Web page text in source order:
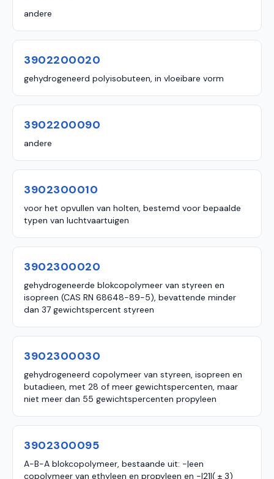
andere
3902200020
gehydrogeneerd polyisobuteen, in vloeibare vorm
3902200090
andere
3902300010
voor het opvullen van holten, bestemd voor bepaalde
typen van luchtvaartuigen
3902300020
gehydrogeneerde blokcopolymeer van styreen en
isopreen (CAS RN 68648-89-5), bevattende minder
dan 37 gewichtspercent styreen
3902300030
gehydrogeneerd copolymeer van styreen, isopreen en
butadieen, met 28 of meer gewichtspercenten, maar
niet meer dan 55 gewichtspercenten propyleen
3902300095
A-B-A blokcopolymeer, bestaande uit: -|een
copolymeer van ethyleen en propyleen en -|21|( ± 3)